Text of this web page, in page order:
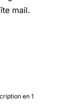
mail.
en 1